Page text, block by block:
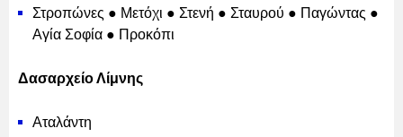
Στροπώνες ● Μετόχι ● Στενή ● Σταυρού ● Παγώντας ●
Αγία Σοφία ● Προκόπι
Δασαρχείο Λίμνης
Αταλάντη